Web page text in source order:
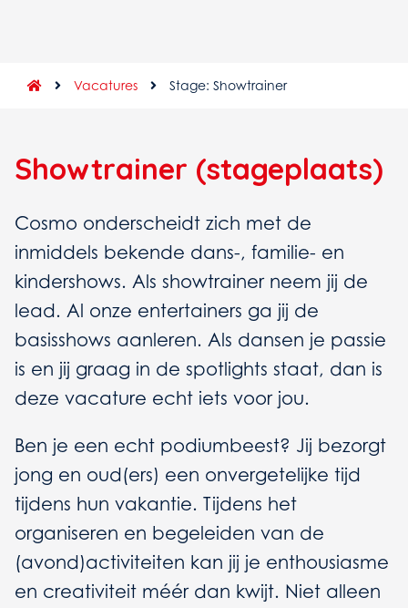
Vacatures Stage: Showtrainer
Showtrainer (stageplaats)
Cosmo onderscheidt zich met de
inmiddels bekende dans-, familie- en
kindershows. Als showtrainer neem jij de
lead. Al onze entertainers ga jij de
basisshows aanleren. Als dansen je passie
is en jij graag in de spotlights staat, dan is
deze vacature echt iets voor jou.
Ben je een echt podiumbeest? Jij bezorgt
jong en oud(ers) een onvergetelijke tijd
tijdens hun vakantie. Tijdens het
organiseren en begeleiden van de
(avond)activiteiten kan jij je enthousiasme
en creativiteit méér dan kwijt. Niet alleen